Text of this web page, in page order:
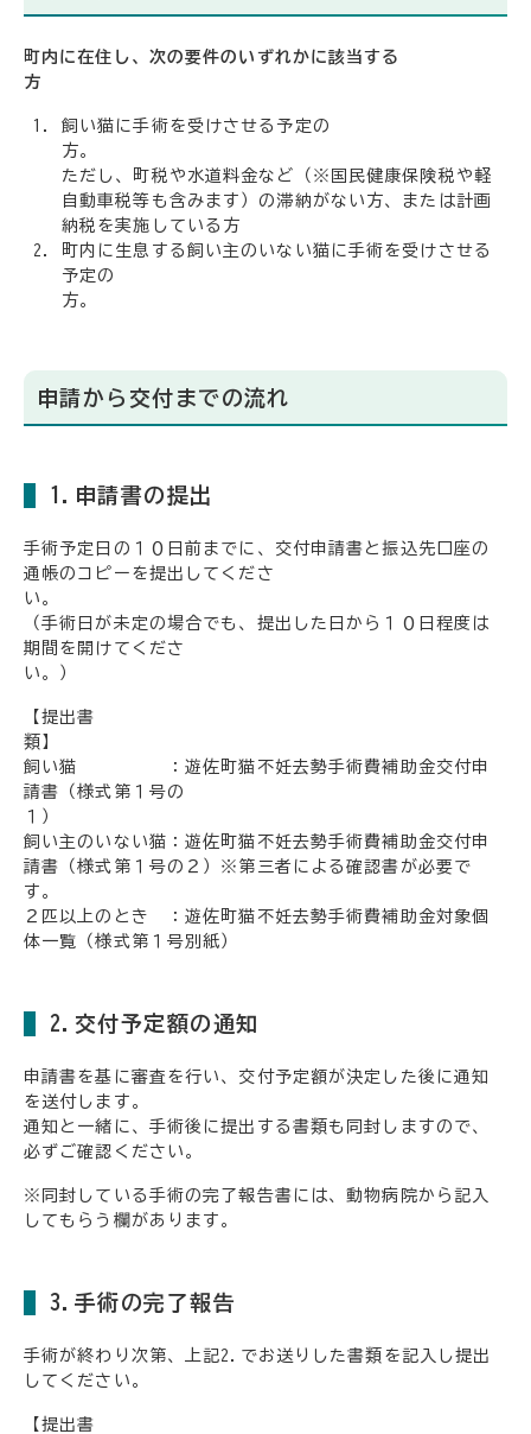
町内に在住し、次の要件のいずれかに該当する
方
飼い猫に手術を受けさせる予定の
ただし、町税や水道料金など（※国民健康保険税や軽
自動車税等も含みます）の滞納がない方、または計画
納税を実施している方
町内に生息する飼い主のいない猫に手術を受けさせる
予定の
申請から交付までの流れ
1.申請書の提出
手術予定日の１０日前までに、交付申請書と振込先口座の
通帳のコピーを提出してくださ
い
（手術日が未定の場合でも、提出した日から１０日程度は
期間を開けてくださ
い。）
【提出書
飼い猫 ：遊佐町猫不妊去勢手術費補助金交付申
請書（様式第１号の
１
飼い主のいない猫：遊佐町猫不妊去勢手術費補助金交付申
請書（様式第１号の２）※第三者による確認書が必要で
す
２匹以上のとき ：遊佐町猫不妊去勢手術費補助金対象個
体一覧（様式第１号別紙）
2.交付予定額の通知
申請書を基に審査を行い、交付予定額が決定した後に通知
を送付します。
通知と一緒に、手術後に提出する書類も同封しますので、
必ずご確認ください。
※同封している手術の完了報告書には、動物病院から記入
してもらう欄があります。
3.手術の完了報告
手術が終わり次第、上記2.でお送りした書類を記入し提出
してください。
【提出書